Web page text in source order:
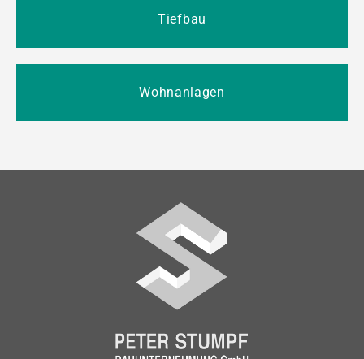
Tiefbau
Wohnanlagen